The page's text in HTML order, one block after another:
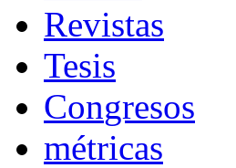
Revistas
Tesis
Congresos
métricas